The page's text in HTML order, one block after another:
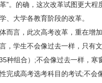
”。的确，这次改革试图更大
、大学各教育阶段的改革。
言，此次高考改革，重在增加
，学生不会像过去一样，只有
种组合）;不会像过去一样，
完成高考选考科目的考试;不会